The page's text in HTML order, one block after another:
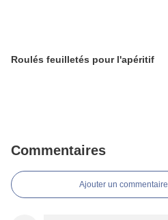
Roulés feuilletés pour l'apéritif
Commentaires
Ajouter un commentaire